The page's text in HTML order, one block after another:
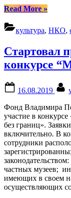
Read More
заявок
от
на
из
бюджета
на
в
сфере
в
»
культура, НКО,
Стартовал
конкурсе
on
16.08.2019
Фонд Владимира
участие в
без границ».
включительно. В
сотрудники
частных музеев;
имеющих в своем
осуществляющих